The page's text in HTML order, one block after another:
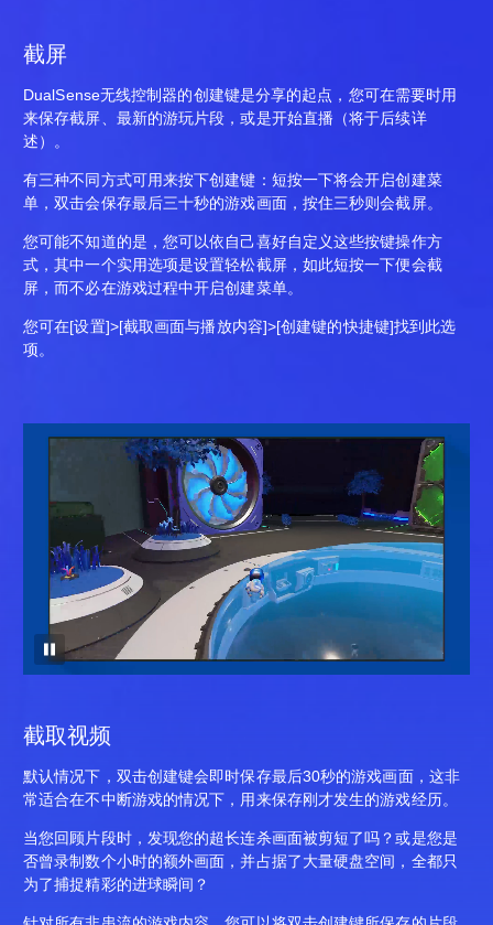
截屏
DualSense无线控制器的创建键是分享的起点，您可在需要时用
来保存截屏、最新的游玩片段，或是开始直播（将于后续详
述）。
有三种不同方式可用来按下创建键：短按一下将会开启创建菜
单，双击会保存最后三十秒的游戏画面，按住三秒则会截屏。
您可能不知道的是，您可以依自己喜好自定义这些按键操作方
式，其中一个实用选项是设置轻松截屏，如此短按一下便会截
屏，而不必在游戏过程中开启创建菜单。
您可在[设置]>[截取画面与播放内容]>[创建键的快捷键]找到此选
项。
截取视频
默认情况下，双击创建键会即时保存最后30秒的游戏画面，这非
常适合在不中断游戏的情况下，用来保存刚才发生的游戏经历。
当您回顾片段时，发现您的超长连杀画面被剪短了吗？或是您是
否曾录制数个小时的额外画面，并占据了大量硬盘空间，全都只
为了捕捉精彩的进球瞬间？